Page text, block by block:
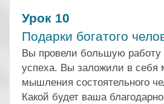
Урок 10
Подарки богатого
Вы провели большую работу
успеха. Вы заложили в себя
мышления состоятельного
Какой будет ваша